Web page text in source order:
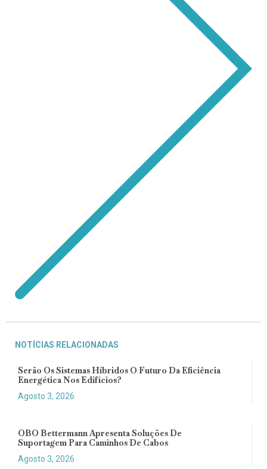
NOTÍCIAS RELACIONADAS
Serão Os Sistemas Híbridos O Futuro Da Eficiência
Energética Nos Edifícios?
Agosto 3, 2026
OBO Bettermann Apresenta Soluções De
Suportagem Para Caminhos De Cabos
Agosto 3, 2026